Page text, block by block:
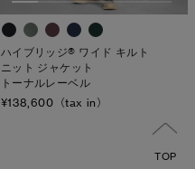
ハイブリッジ® ワイド キルト
ニット ジャケット
トーナルレーベル
¥138,600（tax in）
TOP